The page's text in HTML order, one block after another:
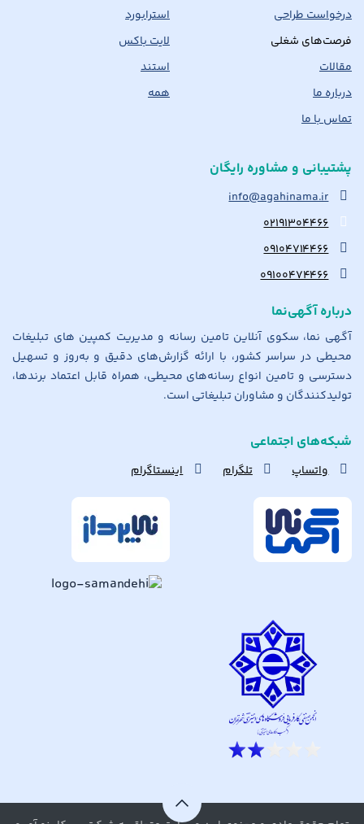
درخواست طراحی
فرصت‌های شغلی
مقالات
درباره ما
تماس با ما
استرابورد
لایت باکس
استند
همه
پشتیبانی و مشاوره رایگان
info@agahinama.ir
۰۲۱۹۱۳۰۴۴۶۶
۰۹۱۰۴۷۱۴۴۶۶
۰۹۱۰۰۴۷۴۴۶۶
درباره آگهی‌نما
آگهی نما، سکوی آنلاین تامین رسانه و مدیریت کمپین های تبلیغات
محیطی در سراسر کشور، با ارائه گزارش‌های دقیق و به‌روز و تسهیل
دسترسی و تامین انواع رسانه‌های محیطی، همراه قابل اعتماد برندها،
تولیدکنندگان و مشاوران تبلیغاتی است.
شبکه‌های اجتماعی
واتساپ تلگرام اینستاگرام